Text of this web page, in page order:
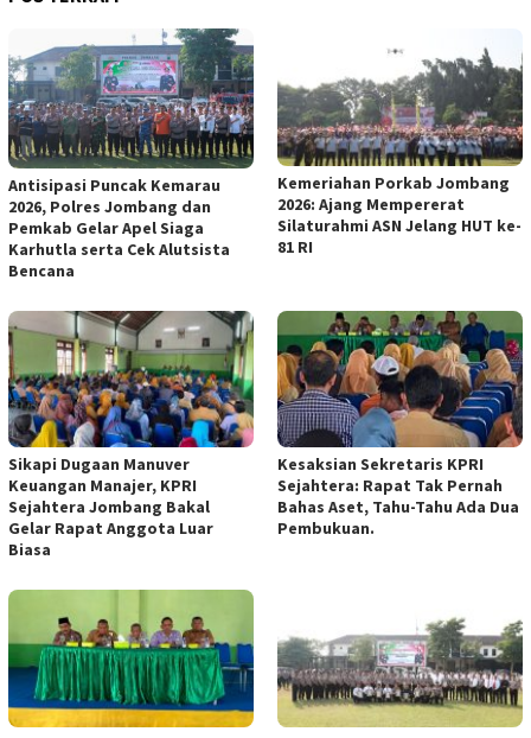
Antisipasi Puncak Kemarau
2026, Polres Jombang dan
Pemkab Gelar Apel Siaga
Karhutla serta Cek Alutsista
Bencana
Kemeriahan Porkab Jombang
2026: Ajang Mempererat
Silaturahmi ASN Jelang HUT ke-
81 RI
Sikapi Dugaan Manuver
Keuangan Manajer, KPRI
Sejahtera Jombang Bakal
Gelar Rapat Anggota Luar
Biasa
Kesaksian Sekretaris KPRI
Sejahtera: Rapat Tak Pernah
Bahas Aset, Tahu-Tahu Ada Dua
Pembukuan.